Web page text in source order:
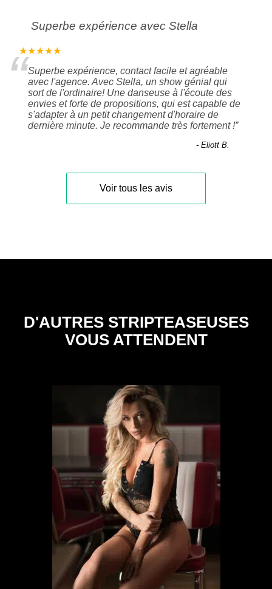
Superbe expérience avec Stella
★★★★★
“Superbe expérience, contact facile et agréable
avec l'agence. Avec Stella, un show génial qui
sort de l'ordinaire! Une danseuse à l'écoute des
envies et forte de propositions, qui est capable de
s'adapter à un petit changement d'horaire de
dernière minute. Je recommande très fortement !”
- Eliott B.
Voir tous les avis
D'AUTRES STRIPTEASEUSES
VOUS ATTENDENT